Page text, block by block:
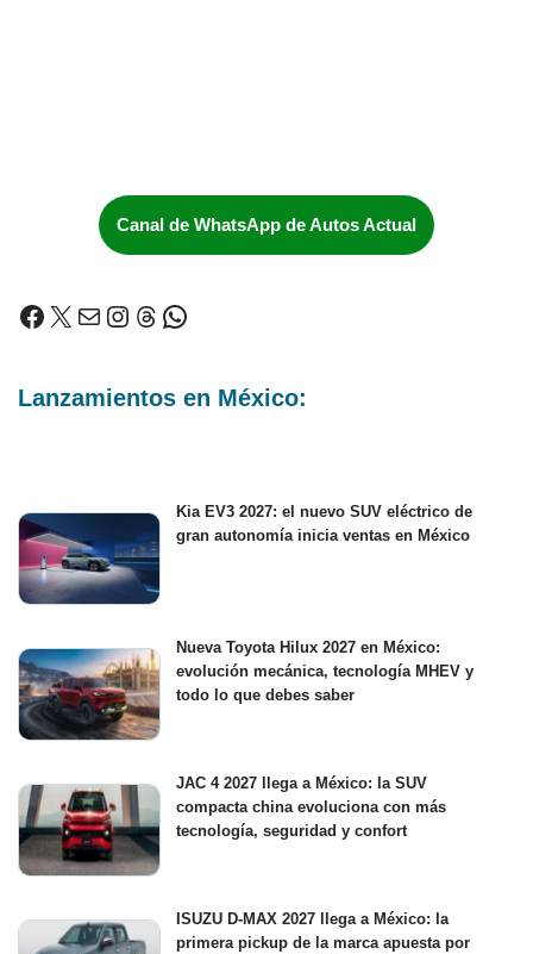
Canal de WhatsApp de Autos Actual
Lanzamientos en México:
Kia EV3 2027: el nuevo SUV eléctrico de
gran autonomía inicia ventas en México
Nueva Toyota Hilux 2027 en México:
evolución mecánica, tecnología MHEV y
todo lo que debes saber
JAC 4 2027 llega a México: la SUV
compacta china evoluciona con más
tecnología, seguridad y confort
ISUZU D-MAX 2027 llega a México: la
primera pickup de la marca apuesta por